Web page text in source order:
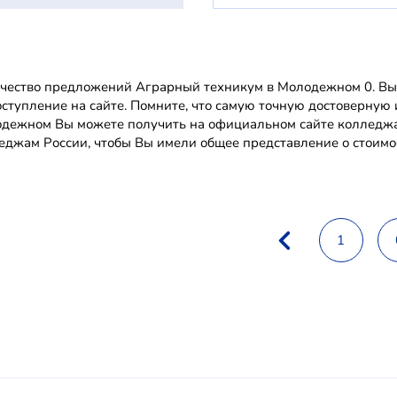
предложений Аграрный техникум в Молодежном 0.
на сайте. Помните, что самую точную
Вы можете получить на официальном сайте
России, чтобы Вы имели общее представление о
1